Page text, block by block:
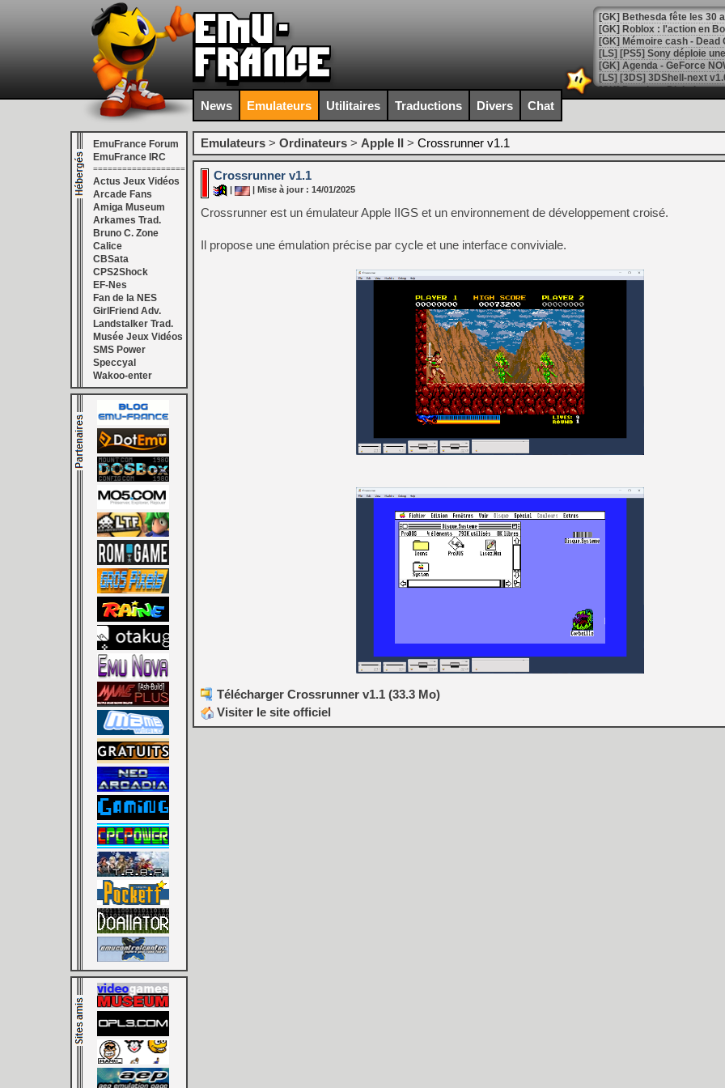
[GK] Bethesda fête les 30
[GK] Roblox : l'action en
[GK] Agenda - GeForce
[GK] Devolver Digital en a
[LS] [PS5] ps5-y2jb-
[GK] Pourquoi Marvel
[GK] Test : Restory : Chill
[GK] GTA 6 : Rockstar
[GK] Hot Wheels Infinite
[GK] Mémoire cash -
[GK] Résultats Nintendo :
[GK] Déjà des
[GK] Minecraft et ses «
[GK] Beast of
[GK] Ubisoft : fin de partie
[GK] Mémoire cash -
[GK] Dan Houser (GTA)
[GK] Comment EA Sports
[GK] Crimson Moon : un
[GK] Isle of Reveries : le
[GK] Moonlighter 2 : The
[GK] Capcom relance
[GK] Le beat'em up The
[GK] Endless Legend 2 :
[LS] [PS5] Le WebKit
[GK] Oubliez Crazy Taxi,
[LS] [Switch] NSZ 5.0.0
News Emulateurs Utilitaires Traductions Divers Chat
EmuFrance Forum
EmuFrance IRC
===================
Actus Jeux Vidéos
Arcade Fans
Amiga Museum
Arkames Trad.
Bruno C. Zone
Calice
CBSata
CPS2Shock
EF-Nes
Fan de la NES
GirlFriend Adv.
Landstalker Trad.
Musée Jeux Vidéos
SMS Power
Speccyal
Wakoo-enter
Emulateurs > Ordinateurs > Apple II > Crossrunner v1.1
Crossrunner v1.1
| Mise à jour : 14/01/2025
Crossrunner est un émulateur Apple IIGS et un environnement de développement croisé.
Il propose une émulation précise par cycle et une interface conviviale.
Télécharger Crossrunner v1.1 (33.3 Mo)
Visiter le site officiel